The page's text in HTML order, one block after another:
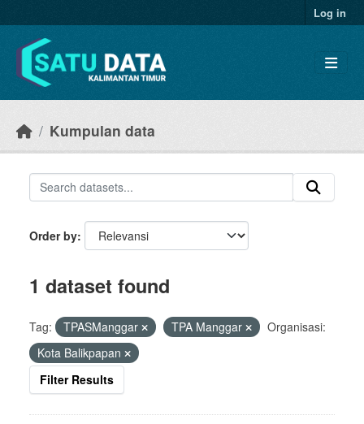
Log in
Kumpulan data
Order by
1 dataset found
Tag: TPASManggar TPA Manggar
Organisasi:
Kota Balikpapan
Filter Results